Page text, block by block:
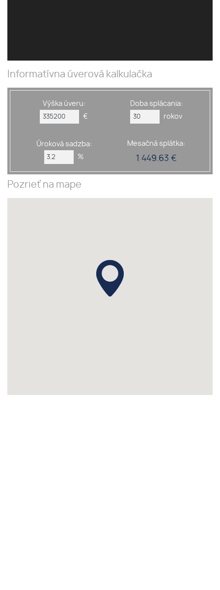
Informatívna úverová kalkulačka
Výška úveru:
€
Doba splácania:
rokov
Úroková sadzba:
%
Mesačná splátka:
1 449.63 €
Pozrieť na mape